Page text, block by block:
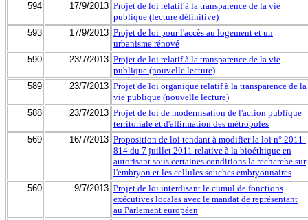
594
17/9/2013 Projet de loi relatif à la transparence de la vie
publique (lecture définitive)
593
17/9/2013 Projet de loi pour l'accès au logement et un
urbanisme rénové
590
23/7/2013 Projet de loi relatif à la transparence de la vie
publique (nouvelle lecture)
589
23/7/2013 Projet de loi organique relatif à la transparence de la
vie publique (nouvelle lecture)
588
23/7/2013 Projet de loi de modernisation de l'action publique
territoriale et d'affirmation des métropoles
569
16/7/2013 Proposition de loi tendant à modifier la loi n° 2011-
814 du 7 juillet 2011 relative à la bioéthique en
autorisant sous certaines conditions la recherche sur
l'embryon et les cellules souches embryonnaires
560
9/7/2013 Projet de loi interdisant le cumul de fonctions
exécutives locales avec le mandat de représentant
au Parlement européen